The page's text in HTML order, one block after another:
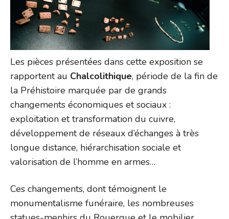
Les pièces présentées dans cette exposition se
rapportent au Chalcolithique, période de la fin de
la Préhistoire marquée par de grands
changements économiques et sociaux :
exploitation et transformation du cuivre,
développement de réseaux d’échanges à très
longue distance, hiérarchisation sociale et
valorisation de l’homme en armes…
Ces changements, dont témoignent le
monumentalisme funéraire, les nombreuses